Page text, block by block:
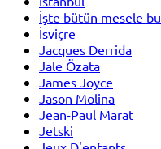
İşte bütün mesele bu
İsviçre
Jacques Derrida
Jale Özata
James Joyce
Jason Molina
Jean-Paul Marat
Jetski